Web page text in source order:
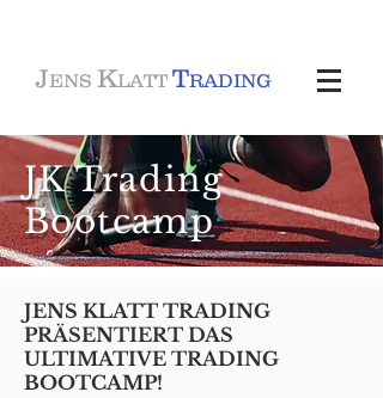
JENS KLATT TRADING
JK Trading
Bootcamp
JENS KLATT TRADING
PRÄSENTIERT DAS
ULTIMATIVE TRADING
BOOTCAMP!